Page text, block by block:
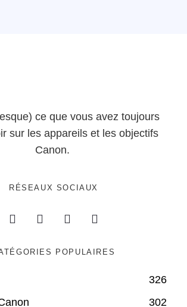
ce que vous avez toujours
sur les appareils et les objectifs
Canon.
RÉSEAUX SOCIAUX
POPULAIRES
326
302